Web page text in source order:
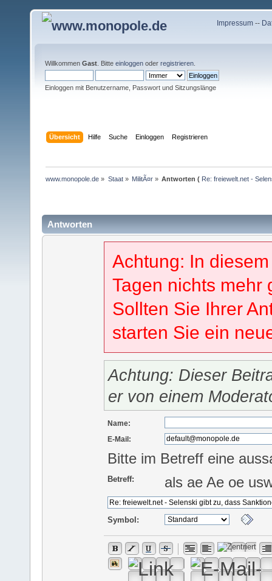
Impressum--
Willkommen Gast . Bitte einloggen oder registrieren
Einloggen mit Benutzername, Passwort und Sitzungslänge
Übersicht Hilfe Suche Einloggen Registrieren
www.monopole.de » Staat» MilitÃ¤r» Antworten ( Re: freiewelt.net -
Antworten
Achtung: In
Tagen nichts mehr
Sollten Sie Ihrer
starten Sie ein
Achtung: Dieser
er von einem
Name:
E-Mail:
Bitte im Betreff eine
als ae Ae oe
Betreff:
Symbol: